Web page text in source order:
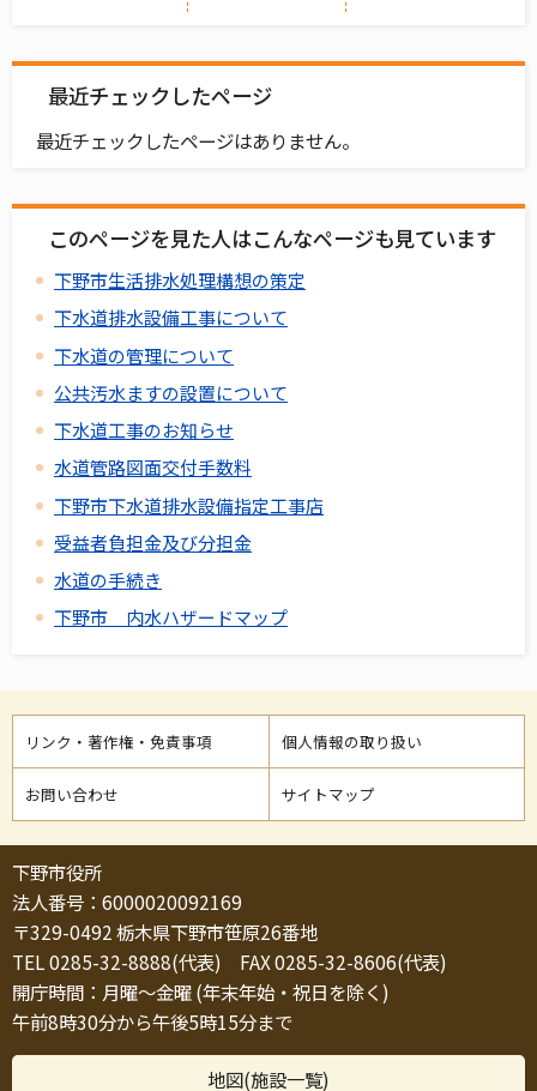
最近チェックしたページ
最近チェックしたページはありません。
このページを見た人はこんなページも見ています
下野市生活排水処理構想の策定
下水道排水設備工事について
下水道の管理について
公共汚水ますの設置について
下水道工事のお知らせ
水道管路図面交付手数料
下野市下水道排水設備指定工事店
受益者負担金及び分担金
水道の手続き
下野市 内水ハザードマップ
リンク・著作権・免責事項 個人情報の取り扱い
お問い合わせ サイトマップ
下野市役所
法人番号：6000020092169
〒329-0492 栃木県下野市笹原26番地
TEL 0285-32-8888(代表) FAX 0285-32-8606(代表)
開庁時間：月曜～金曜 (年末年始・祝日を除く)
午前8時30分から午後5時15分まで
地図(施設一覧)